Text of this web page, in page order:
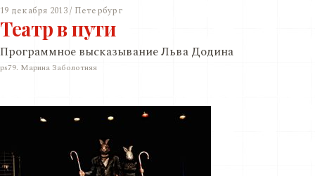
19 декабря 2013 / Петербург
Театр в пути
Программное высказывание Льва Додина
ps79. Марина Заболотняя